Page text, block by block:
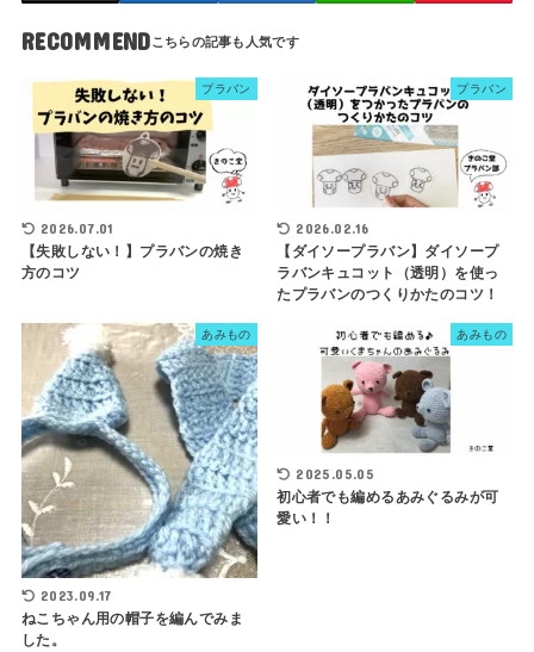
RECOMMEND
プラバン
2026.07.01
【失敗しない！】プラバンの焼き
方のコツ
プラバン
2026.02.16
【ダイソープラバン】ダイソープ
ラバンキュコット（透明）を使っ
たプラバンのつくりかたのコツ！
あみもの
2023.09.17
ねこちゃん用の帽子を編んでみま
した。
あみもの
2025.05.05
初心者でも編めるあみぐるみが可
愛い！！